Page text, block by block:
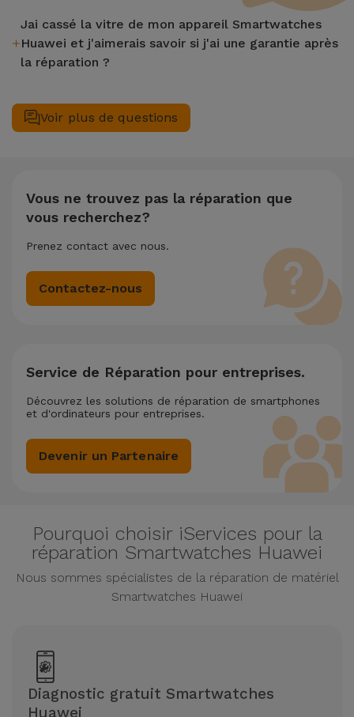
Jai cassé la vitre de mon appareil Smartwatches
Huawei et j'aimerais savoir si j'ai une garantie après
la réparation ?
Huawei dans un magasin iServices, vous bénéficierez d'une
garantie à vie sur les fonctions LCD et tactile.
Voir plus de questions
Vous ne trouvez pas la réparation que
vous recherchez?
Prenez contact avec nous.
Contactez-nous
Service de Réparation pour entreprises.
Découvrez les solutions de réparation de smartphones
et d'ordinateurs pour entreprises.
Devenir un Partenaire
Pourquoi choisir iServices pour la
réparation Smartwatches Huawei
Nous sommes spécialistes de la réparation de matériel
Smartwatches Huawei
Diagnostic gratuit Smartwatches
Huawei